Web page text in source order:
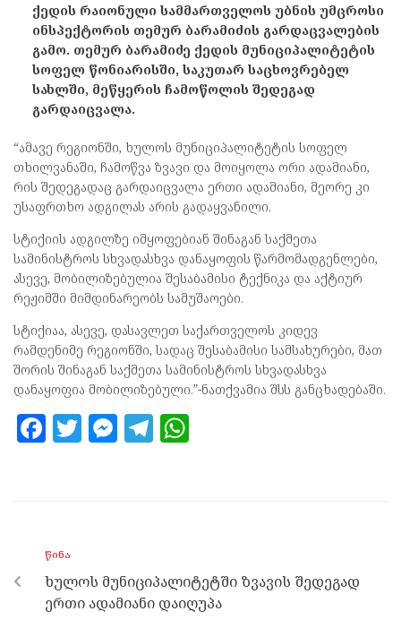
ქედის რაიონული სამმართველოს უბნის უმცროსი
ინსპექტორის თემურ ბარამიძის გარდაცვალების
გამო. თემურ ბარამიძე ქედის მუნიციპალიტეტის
სოფელ წონიარისში, საკუთარ საცხოვრებელ
სახლში, მეწყერის ჩამოწოლის შედეგად
გარდაიცვალა.
“ამავე რეგიონში, ხულოს მუნიციპალიტეტის სოფელ
თხილვანაში, ჩამოწვა ზვავი და მოიყოლა ორი ადამიანი,
რის შედეგადაც გარდაიცვალა ერთი ადამიანი, მეორე კი
უსაფრთხო ადგილას არის გადაყვანილი.
სტიქიის ადგილზე იმყოფებიან შინაგან საქმეთა
სამინისტროს სხვადასხვა დანაყოფის წარმომადგენლები,
ასევე, მობილიზებულია შესაბამისი ტექნიკა და აქტიურ
რეჟიმში მიმდინარეობს სამუშაოები.
სტიქიაა, ასევე, დასავლეთ საქართველოს კიდევ
რამდენიმე რეგიონში, სადაც შესაბამისი სამსახურები, მათ
შორის შინაგან საქმეთა სამინისტროს სხვადასხვა
დანაყოფია მობილიზებული.”-ნათქვამია შსს განცხადებაში.
F
o
o
k
T M
er
T
m p
p
ᲬᲘᲜᲐ
ხულოს მუნიციპალიტეტში ზვავის შედეგად
ერთი ადამიანი დაიღუპა